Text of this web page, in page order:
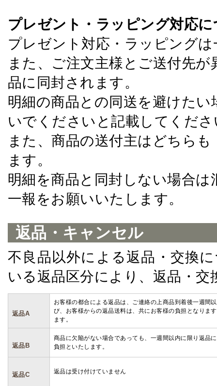
プレゼント・ラッピング対応
プレゼント対応・ラッピング
また、ご注文主様とご送付先
品に同封されます。
明細の商品との同送を避けた
いでくださいと記載してくださ
また、商品の送付主はどちら
ます。
明細を商品と同封しない場合
一報をお願いいたします。
返品・キャンセル
不良品以外による返品・交換
いる返品区分により、返品・
返品A
お客様の都合による返品は、ご連絡の上商品到着後一週間
び、お客様からの返品送料は、共にお客様の負担となりま
ます。
返品B
商品に欠陥がない場合であっても、一週間以内に限り返品
負担といたします。
返品C 返品は受け付けていません